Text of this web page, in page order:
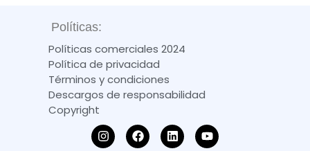
Políticas:
Políticas comerciales 2024
Política de privacidad
Términos y condiciones
Descargos de responsabilidad
Copyright